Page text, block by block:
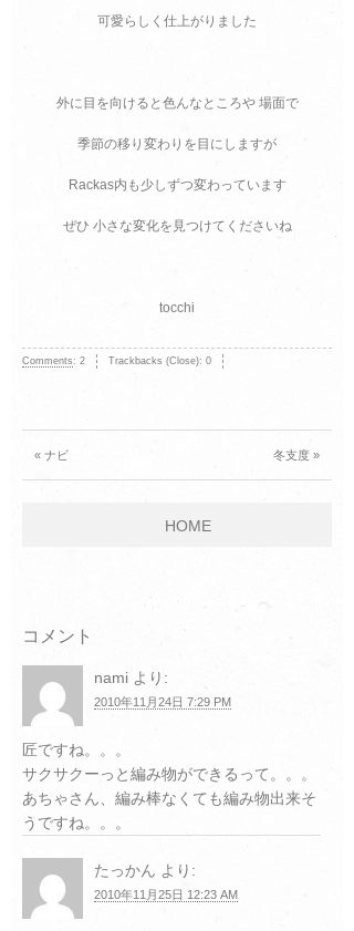
可愛らしく仕上がりました
外に目を向けると色んなところや 場面で
季節の移り変わりを目にしますが
Rackas内も少しずつ変わっています
ぜひ 小さな変化を見つけてくださいね
tocchi
Comments: 2 Trackbacks (Close): 0
« ナビ 冬支度 »
HOME
コメント
nami より:
2010年11月24日 7:29 PM
匠ですね。。。
サクサクーっと編み物ができるって。。。
あちゃさん、編み棒なくても編み物出来そ
うですね。。。
たっかん より:
2010年11月25日 12:23 AM